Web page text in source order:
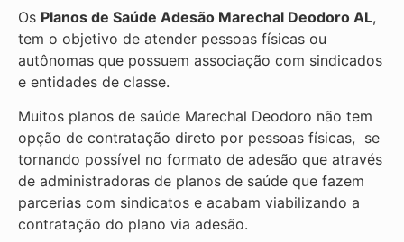
Os Planos de Saúde Adesão Marechal Deodoro AL,
tem o objetivo de atender pessoas físicas ou
autônomas que possuem associação com sindicados
e entidades de classe.
Muitos planos de saúde Marechal Deodoro não tem
opção de contratação direto por pessoas físicas, se
tornando possível no formato de adesão que através
de administradoras de planos de saúde que fazem
parcerias com sindicatos e acabam viabilizando a
contratação do plano via adesão.